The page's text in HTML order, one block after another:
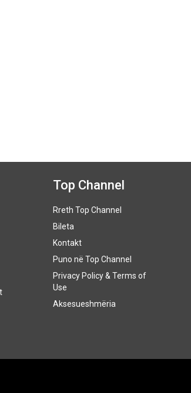
Top Channel
Rreth Top Channel
Bileta
Kontakt
Puno në Top Channel
Privacy Policy & Terms of
Use
Aksesueshmëria